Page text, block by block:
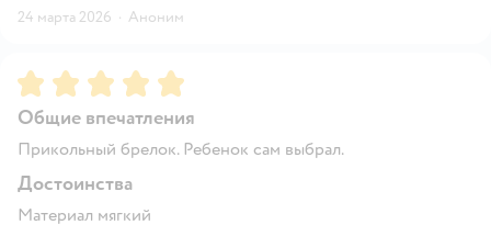
24 марта 2026 · Аноним
Рейтинг:5
Общие впечатления
Прикольный брелок. Ребенок сам выбрал.
Достоинства
Материал мягкий